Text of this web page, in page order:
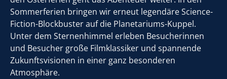
Sommerferien bringen wir erneut legendäre Science-
Fiction-Blockbuster auf die Planetariums-Kuppel.
Unter dem Sternenhimmel erleben Besucherinnen
und Besucher große Filmklassiker und spannende
Zukunftsvisionen in einer ganz besonderen
Atmosphäre.